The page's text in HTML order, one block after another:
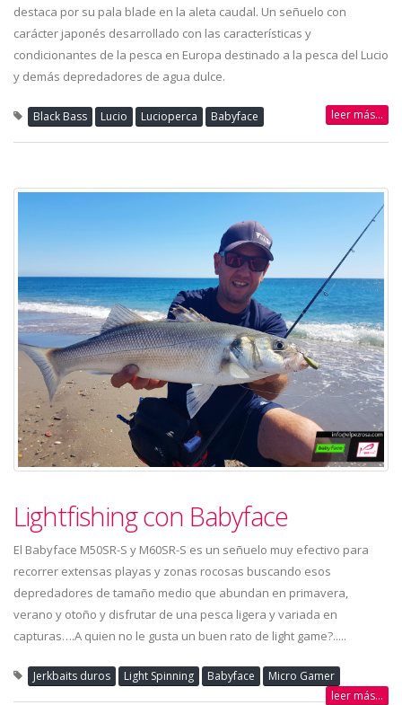
destaca por su pala blade en la aleta caudal. Un señuelo con
carácter japonés desarrollado con las características y
condicionantes de la pesca en Europa destinado a la pesca del Lucio
y demás depredadores de agua dulce.
Black Bass Lucio Lucioperca Babyface leer más...
Lightfishing con Babyface
El Babyface M50SR-S y M60SR-S es un señuelo muy efectivo para
recorrer extensas playas y zonas rocosas buscando esos
depredadores de tamaño medio que abundan en primavera,
verano y otoño y disfrutar de una pesca ligera y variada en
capturas….A quien no le gusta un buen rato de light game?.....
Jerkbaits duros Light Spinning Babyface
Micro Gamer
leer más...